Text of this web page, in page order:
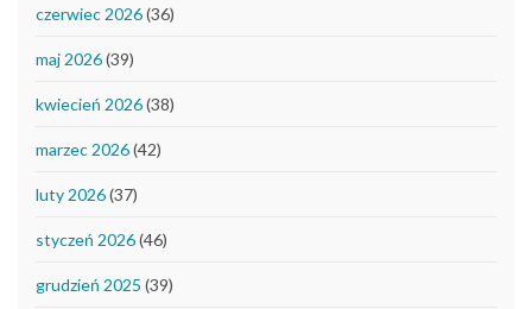
czerwiec 2026(36)
maj 2026(39)
kwiecień 2026(38)
marzec 2026(42)
luty 2026(37)
styczeń 2026(46)
grudzień 2025 (39)